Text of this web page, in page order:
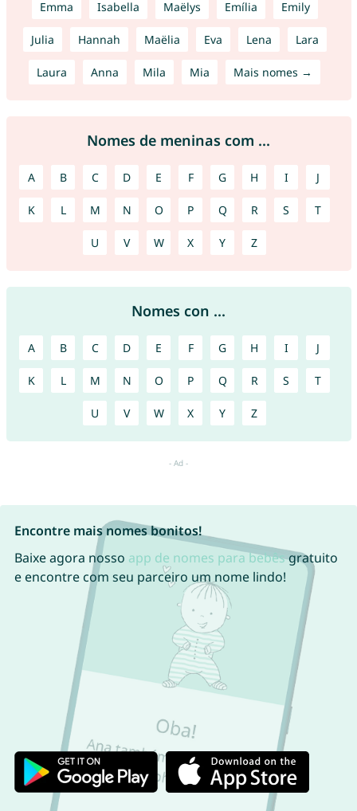
Emma Isabella Maëlys Emília Emily
Julia Hannah Maëlia Eva Lena Lara
Laura Anna Mila Mia Mais nomes →
Nomes de meninas com ...
A B C D E F G H I J
K L M N O P Q R S T
U V W X Y Z
Nomes con ...
A B C D E F G H I J
K L M N O P Q R S T
U V W X Y Z
Encontre mais nomes bonitos!
Baixe agora nosso app de nomes para bebêsgratuito
e encontre com seu parceiro um nome lindo!